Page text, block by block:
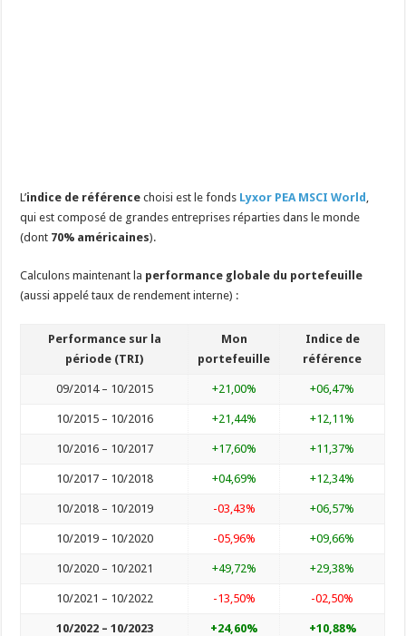
L’indice de référence choisi est le fonds Lyxor PEA MSCI World
qui est composé de grandes entreprises réparties dans le monde
(dont 70% américaines).
Calculons maintenant la performance globale du portefeuille
(aussi appelé taux de rendement interne) :
Performance sur la
période (TRI)
Mon
portefeuille
Indice de
référence
09/2014 – 10/2015 +21,00% +06,47%
10/2015 – 10/2016 +21,44% +12,11%
10/2016 – 10/2017 +17,60% +11,37%
10/2017 – 10/2018 +04,69% +12,34%
10/2018 – 10/2019 -03,43% +06,57%
10/2019 – 10/2020 -05,96% +09,66%
10/2020 – 10/2021 +49,72% +29,38%
10/2021 – 10/2022 -13,50% -02,50%
10/2022 – 10/2023 +24,60% +10,88%